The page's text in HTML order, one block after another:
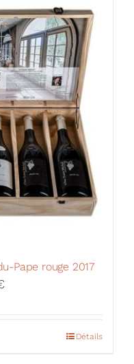
Pape rouge 2017
Détails